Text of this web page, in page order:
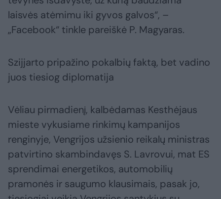
laisvės atėmimu iki gyvos galvos“, –
„Facebook“ tinkle pareiškė P. Magyaras.
Szijjarto pripažino pokalbių faktą, bet vadino
juos tiesiog diplomatija
Vėliau pirmadienį, kalbėdamas Kesthėjaus
mieste vykusiame rinkimų kampanijos
renginyje, Vengrijos užsienio reikalų ministras
patvirtino skambindavęs S. Lavrovui, mat ES
sprendimai energetikos, automobilių
pramonės ir saugumo klausimais, pasak jo,